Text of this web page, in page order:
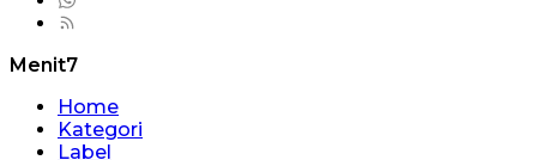
Menit7
Home
Kategori
Label